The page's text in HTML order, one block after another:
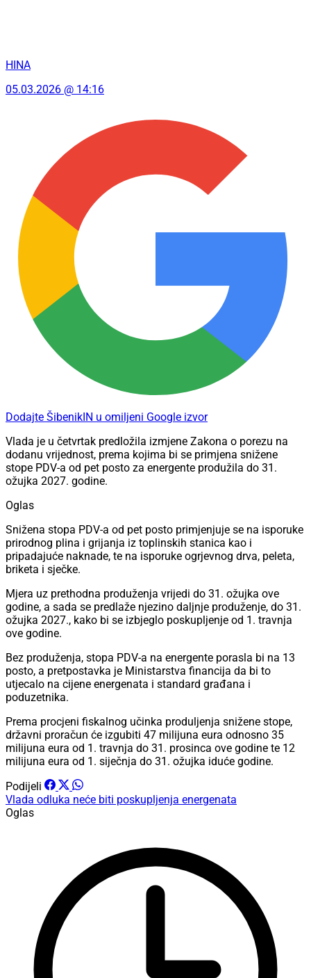
HINA
05.03.2026 @ 14:16
Dodajte ŠibenikIN u omiljeni Google izvor
Vlada je u četvrtak predložila izmjene Zakona o porezu na
dodanu vrijednost, prema kojima bi se primjena snižene
stope PDV-a od pet posto za energente produžila do 31.
ožujka 2027. godine.
Oglas
Snižena stopa PDV-a od pet posto primjenjuje se na isporuke
prirodnog plina i grijanja iz toplinskih stanica kao i
pripadajuće naknade, te na isporuke ogrjevnog drva, peleta,
briketa i sječke.
Mjera uz prethodna produženja vrijedi do 31. ožujka ove
godine, a sada se predlaže njezino daljnje produženje, do 31.
ožujka 2027., kako bi se izbjeglo poskupljenje od 1. travnja
ove godine.
Bez produženja, stopa PDV-a na energente porasla bi na 13
posto, a pretpostavka je Ministarstva financija da bi to
utjecalo na cijene energenata i standard građana i
poduzetnika.
Prema procjeni fiskalnog učinka produljenja snižene stope,
državni proračun će izgubiti 47 milijuna eura odnosno 35
milijuna eura od 1. travnja do 31. prosinca ove godine te 12
milijuna eura od 1. siječnja do 31. ožujka iduće godine.
Podijeli
Vlada odluka neće biti poskupljenja energenata
Oglas